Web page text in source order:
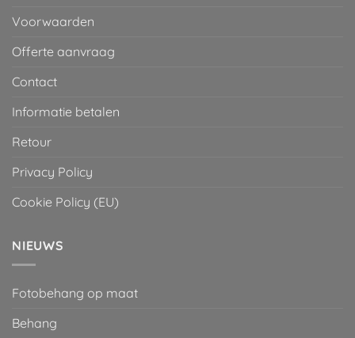
Voorwaarden
Offerte aanvraag
Contact
Informatie betalen
Retour
Privacy Policy
Cookie Policy (EU)
NIEUWS
Fotobehang op maat
Behang